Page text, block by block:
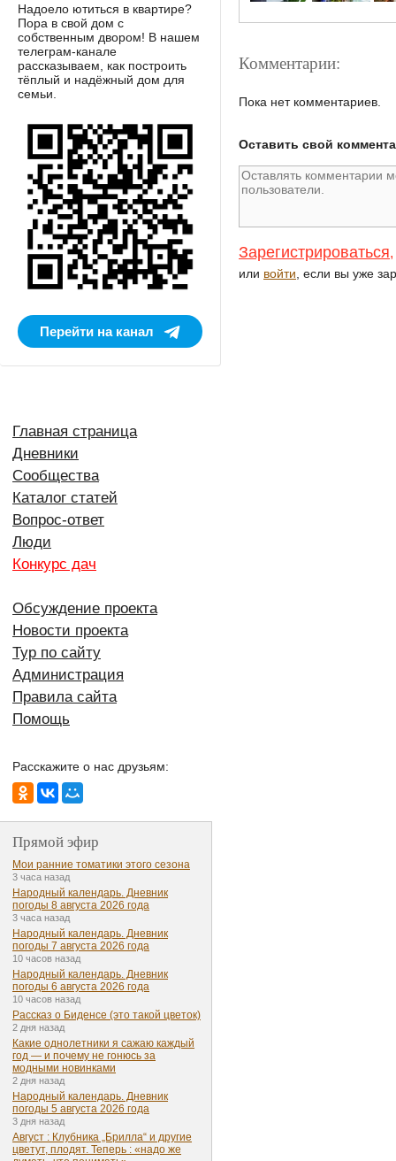
Комментарии:
Пока нет комментариев.
Оставить свой
Зарегистрироваться,
или войти , если вы уже
Надоело ютиться в квартире?
Пора в свой дом с
собственным двором! В нашем
телеграм-канале
рассказываем, как построить
тёплый и надёжный дом для
семьи.
Перейти на канал
Главная страница
Дневники
Сообщества
Каталог статей
Вопрос-ответ
Люди
Конкурс дач
Обсуждение проекта
Новости проекта
Тур по сайту
Администрация
Правила сайта
Помощь
Расскажите о нас друзьям:
Прямой эфир
Мои ранние томатики этого сезона
3 часа назад
Народный календарь. Дневник
погоды 8 августа 2026 года
3 часа назад
Народный календарь. Дневник
погоды 7 августа 2026 года
10 часов назад
Народный календарь. Дневник
погоды 6 августа 2026 года
10 часов назад
Рассказ о Биденсе (это такой цветок)
2 дня назад
Какие однолетники я сажаю каждый
год — и почему не гонюсь за
модными новинками
2 дня назад
Народный календарь. Дневник
погоды 5 августа 2026 года
3 дня назад
Август : Клубника „Брилла“ и другие
цветут, плодят. Теперь : «надо же